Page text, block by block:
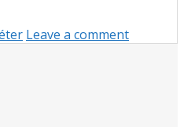
Leave a comment